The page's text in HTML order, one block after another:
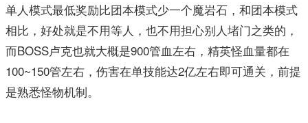
单人模式最低奖励比团本模式少一个魔岩石，和团本模式
相比，好处就是不用等人，也不用担心别人堵门之类的，
而BOSS卢克也就大概是900管血左右，精英怪血量都在
100~150管左右，伤害在单技能达2亿左右即可通关，前提
是熟悉怪物机制。